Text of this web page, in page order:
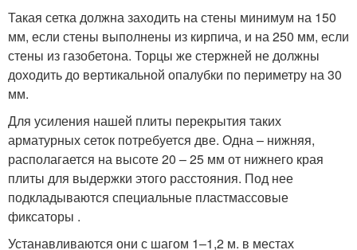
Такая сетка должна заходить на стены минимум на 150
мм, если стены выполнены из кирпича, и на 250 мм, если
стены из газобетона. Торцы же стержней не должны
доходить до вертикальной опалубки по периметру на 30
мм.
Для усиления нашей плиты перекрытия таких
арматурных сеток потребуется две. Одна – нижняя,
располагается на высоте 20 – 25 мм от нижнего края
плиты для выдержки этого расстояния. Под нее
подкладываются специальные пластмассовые
фиксаторы .
Устанавливаются они с шагом 1–1,2 м. в местах